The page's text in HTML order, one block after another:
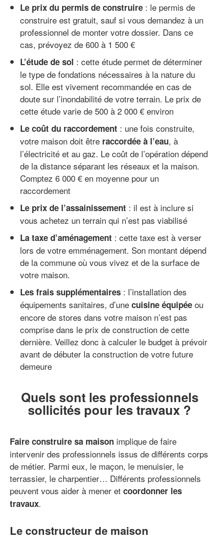
Le prix du permis de construire : le permis de
construire est gratuit, sauf si vous demandez à un
professionnel de monter votre dossier. Dans ce
cas, prévoyez de 600 à 1 500 €
L’étude de sol : cette étude permet de déterminer
le type de fondations nécessaires à la nature du
sol. Elle est vivement recommandée en cas de
doute sur l’inondabilité de votre terrain. Le prix de
cette étude varie de 500 à 2 000 € environ
Le coût du raccordement : une fois construite,
votre maison doit être raccordée à l’eau, à
l’électricité et au gaz. Le coût de l’opération dépend
de la distance séparant les réseaux et la maison.
Comptez 6 000 € en moyenne pour un
raccordement
Le prix de l’assainissement : il est à inclure si
vous achetez un terrain qui n’est pas viabilisé
La taxe d’aménagement : cette taxe est à verser
lors de votre emménagement. Son montant dépend
de la commune où vous vivez et de la surface de
votre maison.
Les frais supplémentaires : l’installation des
équipements sanitaires, d’une cuisine équipée ou
encore de stores dans votre maison n’est pas
comprise dans le prix de construction de cette
dernière. Veillez donc à calculer le budget à prévoir
avant de débuter la construction de votre future
demeure
Quels sont les professionnels
sollicités pour les travaux ?
Faire construire sa maison implique de faire
intervenir des professionnels issus de différents corps
de métier. Parmi eux, le maçon, le menuisier, le
terrassier, le charpentier… Différents professionnels
peuvent vous aider à mener et coordonner les
travaux.
Le constructeur de maison